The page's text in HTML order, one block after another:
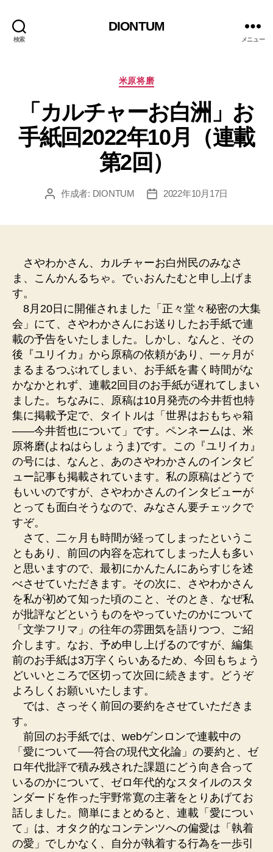
検索
DIONTUM
メニュー
カ
ー
米原将磨
「カルチャーお白洲」お
手紙回2022年10月（連載
第2回）
投 作成者: DIONTUM
投
2022年10月17日
さやわかさん、カルチャーお白州民のみなさ
ま、こんかんるちゃ。でぃおんたむと申し上げま
す。
8月20日に開催されました「正々堂々秘密の大集
会」にて、さやわかさんにお送りしたお手紙で連
載の予告をいたしました。しかし、なんと、その
後『ユリイカ』から原稿の依頼があり、一ヶ月が
まるまるつぶれてしまい、お手紙を書く時間がな
かなかとれず、連載2回目のお手紙が遅れてしまい
ました。ちなみに、原稿は10月発売の今井哲也特
集に掲載予定で、タイトルは「世界はおもちゃ箱
――今井哲也について」です。ペンネームは、米
原将磨(よねはらしょうま)です。この『ユリイカ』
の号には、なんと、あのさやわかさんのインタビ
ュー記事も掲載されています。私の原稿はどうで
もいいのですが、さやわかさんのインタビューが
とっても面白そうなので、みなさん要チェックで
すぞ。
さて、二ヶ月も時間が経ってしまったというこ
ともあり、前回の内容を忘れてしまった人も多い
と思いますので、最初にかんたんにあらすじを述
べさせていただきます。その次に、さやわかさん
を私が初めて知った頃のこと、そのとき、なぜ私
が批評などというものをやっていたのかについて
「文学フリマ」の往年の雰囲気を語りつつ、ご紹
介します。なお、予め申し上げるのですが、編集
前のお手紙は3万字くらいあるため、今回もちょう
どいいところで区切って次回に続きます。どうぞ
よろしくお願いいたします。
では、さっそく前回の要約をさせていただきま
す。
前回のお手紙では、webゲンロンで連載中の
「愛について──符合の現代文化論」の要約と、ゼ
ロ年代批評で積み残された課題にどう向き合って
いるのかについて、ゼロ年代的なスタイルのスタ
ンダードを作った宇野常寛の主著をとりあげてお
話しました。簡単にまとめると、連載「愛につい
て」は、オタク的なコンテンツへの偏愛は「執着
の愛」でしかなく、自分が執着する行為を一歩引